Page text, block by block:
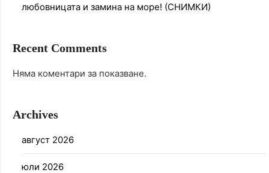
любовницата и замина на море! (СНИМКИ)
Recent Comments
Няма коментари за показване.
Archives
август 2026
юли 2026